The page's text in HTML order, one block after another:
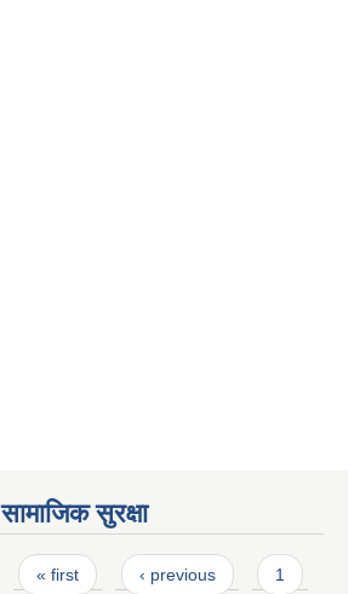
सामाजिक सुरक्षा
Pages
« first ‹ previous 1